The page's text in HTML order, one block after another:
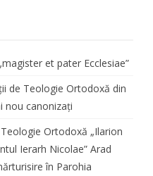
et pater Ecclesiae”
de Teologie Ortodoxă din
nou canonizați
Ortodoxă „Ilarion
Ierarh Nicolae” Arad
în Parohia